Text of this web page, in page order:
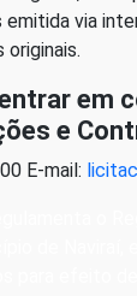
via
originais.
em
e
E-mail: